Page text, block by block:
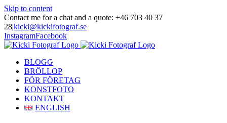
Skip to content
Contact me for a chat and a quote: +46 703 40 37
28|kicki@kickifotograf.se
InstagramFacebook
BLOGG
BRÖLLOP
FÖR FÖRETAG
KONSTFOTO
KONTAKT
ENGLISH